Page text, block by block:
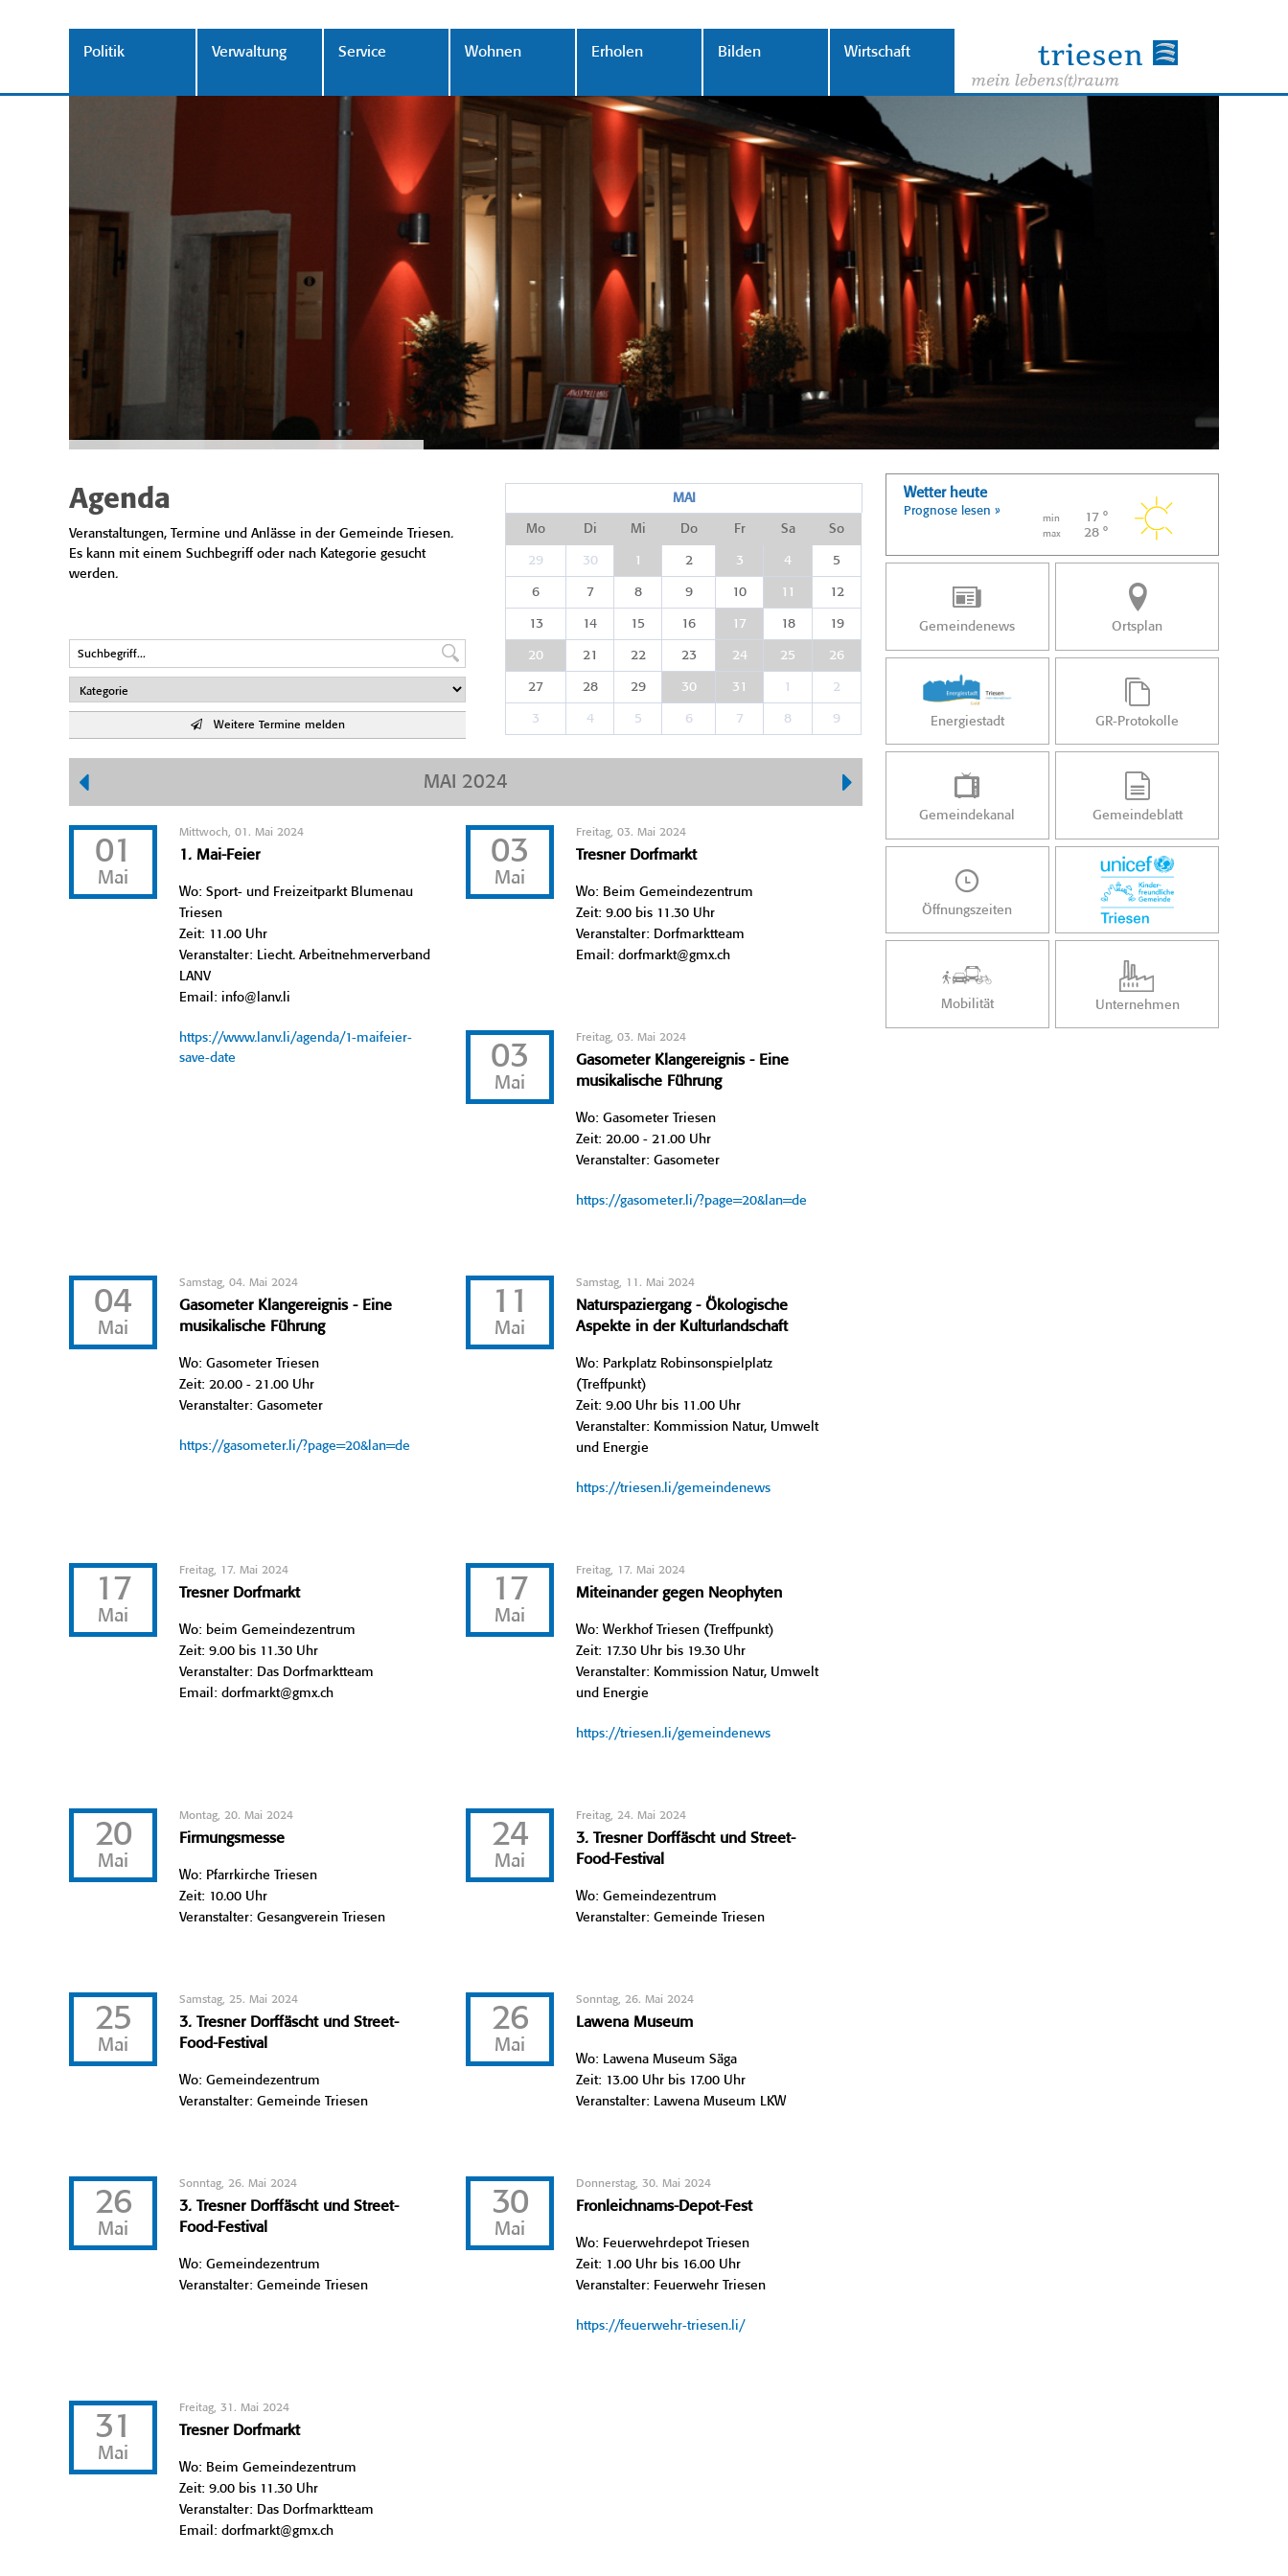
Politik Verwaltung Service Wohnen Erholen Bilden Wirtschaft
Agenda
Veranstaltungen, Termine und Anlässe in der Gemeinde Triesen.
Es kann mit einem Suchbegriff oder nach Kategorie gesucht
werden.
Weitere Termine melden
MAI
Mo Di Mi Do Fr Sa So
29 30 1 2 3 4 5
6 7 8 9 10 11 12
13 14 15 16 17 18 19
20 21 22 23 24 25 26
27 28 29 30 31 1 2
3 4 5 6 7 8 9
MAI 2024
01
Mai
Mittwoch, 01. Mai 2024
1. Mai-Feier
Wo: Sport- und Freizeitparkt Blumenau
Triesen
Zeit: 11.00 Uhr
Veranstalter: Liecht. Arbeitnehmerverband
LANV
Email: info@lanv.li
https://www.lanv.li/agenda/1-maifeier-
save-date
03
Mai
Freitag, 03. Mai 2024
Tresner Dorfmarkt
Wo: Beim Gemeindezentrum
Zeit: 9.00 bis 11.30 Uhr
Veranstalter: Dorfmarktteam
Email: dorfmarkt@gmx.ch
03
Mai
Freitag, 03. Mai 2024
Gasometer Klangereignis - Eine
musikalische Führung
Wo: Gasometer Triesen
Zeit: 20.00 - 21.00 Uhr
Veranstalter: Gasometer
https://gasometer.li/?page=20&lan=de
04
Mai
Samstag, 04. Mai 2024
Gasometer Klangereignis - Eine
musikalische Führung
Wo: Gasometer Triesen
Zeit: 20.00 - 21.00 Uhr
Veranstalter: Gasometer
https://gasometer.li/?page=20&lan=de
11
Mai
Samstag, 11. Mai 2024
Naturspaziergang - Ökologische
Aspekte in der Kulturlandschaft
Wo: Parkplatz Robinsonspielplatz
(Treffpunkt)
Zeit: 9.00 Uhr bis 11.00 Uhr
Veranstalter: Kommission Natur, Umwelt
und Energie
https://triesen.li/gemeindenews
17
Mai
Freitag, 17. Mai 2024
Tresner Dorfmarkt
Wo: beim Gemeindezentrum
Zeit: 9.00 bis 11.30 Uhr
Veranstalter: Das Dorfmarktteam
Email: dorfmarkt@gmx.ch
17
Mai
Freitag, 17. Mai 2024
Miteinander gegen Neophyten
Wo: Werkhof Triesen (Treffpunkt)
Zeit: 17.30 Uhr bis 19.30 Uhr
Veranstalter: Kommission Natur, Umwelt
und Energie
https://triesen.li/gemeindenews
20
Mai
Montag, 20. Mai 2024
Firmungsmesse
Wo: Pfarrkirche Triesen
Zeit: 10.00 Uhr
Veranstalter: Gesangverein Triesen
24
Mai
Freitag, 24. Mai 2024
3. Tresner Dorffäscht und Street-
Food-Festival
Wo: Gemeindezentrum
Veranstalter: Gemeinde Triesen
25
Mai
Samstag, 25. Mai 2024
3. Tresner Dorffäscht und Street-
Food-Festival
Wo: Gemeindezentrum
Veranstalter: Gemeinde Triesen
26
Mai
Sonntag, 26. Mai 2024
Lawena Museum
Wo: Lawena Museum Säga
Zeit: 13.00 Uhr bis 17.00 Uhr
Veranstalter: Lawena Museum LKW
26
Mai
Sonntag, 26. Mai 2024
3. Tresner Dorffäscht und Street-
Food-Festival
Wo: Gemeindezentrum
Veranstalter: Gemeinde Triesen
30
Mai
Donnerstag, 30. Mai 2024
Fronleichnams-Depot-Fest
Wo: Feuerwehrdepot Triesen
Zeit: 1.00 Uhr bis 16.00 Uhr
Veranstalter: Feuerwehr Triesen
https://feuerwehr-triesen.li/
31
Mai
Freitag, 31. Mai 2024
Tresner Dorfmarkt
Wo: Beim Gemeindezentrum
Zeit: 9.00 bis 11.30 Uhr
Veranstalter: Das Dorfmarktteam
Email: dorfmarkt@gmx.ch
Wetter heute
Prognose lesen »
min 17 °
max 28 °
Gemeindenews Ortsplan
Energiestadt GR-Protokolle
Gemeindekanal Gemeindeblatt
Öffnungszeiten
Mobilität Unternehmen